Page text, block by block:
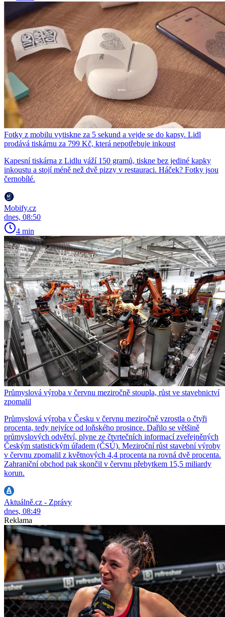
Fotky z mobilu vytiskne za 5 sekund a vejde se do kapsy. Lidl
prodává tiskárnu za 799 Kč, která nepotřebuje inkoust
Kapesní tiskárna z Lidlu váží 150 gramů, tiskne bez jediné kapky
inkoustu a stojí méně než dvě pizzy v restauraci. Háček? Fotky jsou
černobílé.
Mobify.cz
dnes, 08:50
4 min
Průmyslová výroba v červnu meziročně stoupla, růst ve stavebnictví
zpomalil
Průmyslová výroba v Česku v červnu meziročně vzrostla o čtyři
procenta, tedy nejvíce od loňského prosince. Dařilo se většině
průmyslových odvětví, plyne ze čtvrtečních informací zveřejněných
Českým statistickým úřadem (ČSÚ). Meziroční růst stavební výroby
v červnu zpomalil z květnových 4,4 procenta na rovná dvě procenta.
Zahraniční obchod pak skončil v červnu přebytkem 15,5 miliardy
korun.
Aktuálně.cz - Zprávy
dnes, 08:49
Reklama